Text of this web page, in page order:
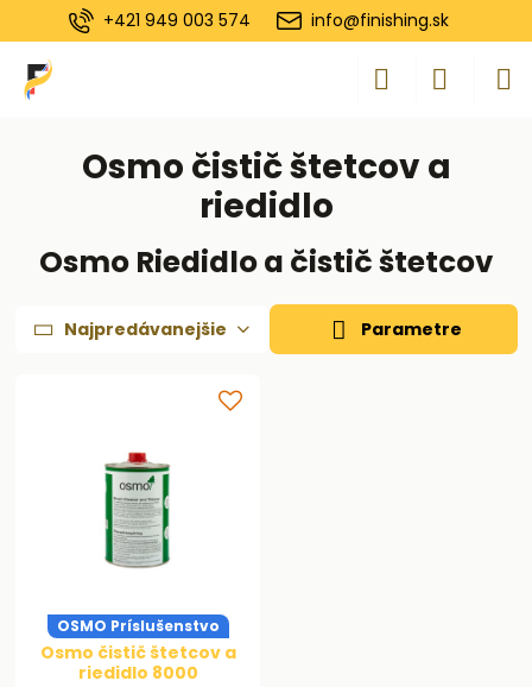
+421 949 003 574 info@finishing.sk
Osmo čistič štetcov a
riedidlo
Osmo Riedidlo a čistič štetcov
Najpredávanejšie Parametre
OSMO Príslušenstvo
Osmo čistič štetcov a
riedidlo 8000